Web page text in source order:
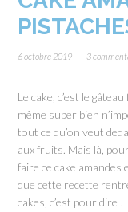
6 octobre 2019 3
Le cake, c’est le
même super bien
tout ce qu’on veut
aux fruits. Mais là,
faire ce cake amandes
que cette recette
cakes, c’est pour dire